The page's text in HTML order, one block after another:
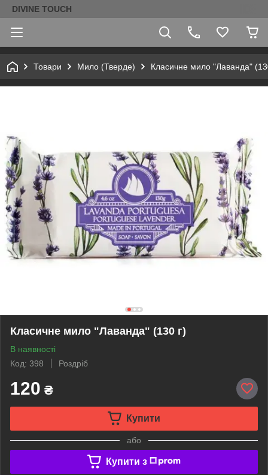
DIVINE TOUCH
Товари Мило (Тверде) Класичне мило "Лаванда"
Класичне мило "Лаванда" (130 г)
В наявності
Код: 398
Роздріб
120 ₴
Купити
або
Купити з